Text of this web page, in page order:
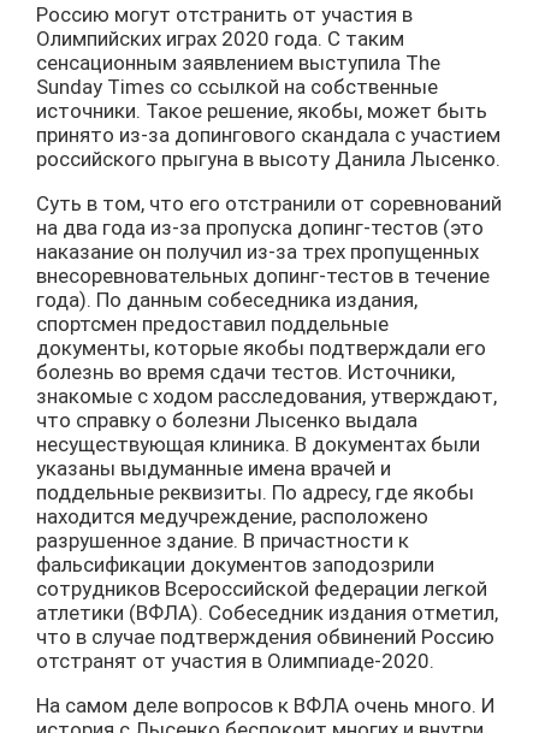
Россию могут отстранить от участия в
Олимпийских играх 2020 года. С таким
сенсационным заявлением выступила The
Sunday Times со ссылкой на собственные
источники. Такое решение, якобы, может быть
принято из-за допингового скандала с участием
российского прыгуна в высоту Данила Лысенко.
Суть в том, что его отстранили от соревнований
на два года из-за пропуска допинг-тестов (это
наказание он получил из-за трех пропущенных
внесоревновательных допинг-тестов в течение
года). По данным собеседника издания,
спортсмен предоставил поддельные
документы, которые якобы подтверждали его
болезнь во время сдачи тестов. Источники,
знакомые с ходом расследования, утверждают,
что справку о болезни Лысенко выдала
несуществующая клиника. В документах были
указаны выдуманные имена врачей и
поддельные реквизиты. По адресу, где якобы
находится медучреждение, расположено
разрушенное здание. В причастности к
фальсификации документов заподозрили
сотрудников Всероссийской федерации легкой
атлетики (ВФЛА). Собеседник издания отметил,
что в случае подтверждения обвинений Россию
отстранят от участия в Олимпиаде-2020.
На самом деле вопросов к ВФЛА очень много. И